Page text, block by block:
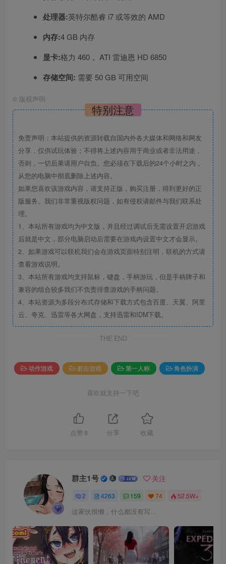
处理器:英特尔酷睿 i7 或等效的 AMD
内存:4 GB 内存
显卡:格力 460， ATI 雷迪恩 HD 6850
存储空间: 需要 50 GB 可用空间
© 版权声明
特别注意
免责声明：本站提供的资源转载自国内外各大媒体和网络和网友
分享，仅供试玩体验；不得将上述内容用于商业或者非法用途，
否则，一切后果请用户自负。您必须在下载后的24个小时之内，
从您的电脑中彻底删除上述内容。
如果您喜欢该游戏内容，请支持正版，购买注册，得到更好的正
版服务。我们非常重视版权问题，如有侵权请邮件与我们联系处
理。
1、本站所有游戏均为中文版，并且经过调试后无需设置开启游戏
后就是中文，部分电脑启动后需要在游戏内设置中文才会显示。
2、如果游戏可以联机我们会在游戏页面特别注明，联机的方式请
查看游戏说明。
3、本站所有游戏均支持鼠标，键盘，手柄游玩，但是手柄牌子和
兼容的组合较多我们不负责排查游戏的手柄问题。
4、本站资源为多段分布式存储和下载方式包含百度、天翼、阿里
云、夸克、迅雷等各大网盘，支持迅雷和IDM下载。
THE END
动作游戏 射击游戏 第一人称 角色扮演
喜欢就支持一下吧
点赞 8 分享 收藏
群主1号 关注
2 4263 159 74 52.5W+
这家伙很懒，什么都没有写...